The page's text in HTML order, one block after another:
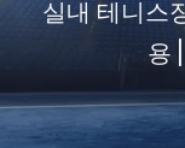
실내 테니스
용